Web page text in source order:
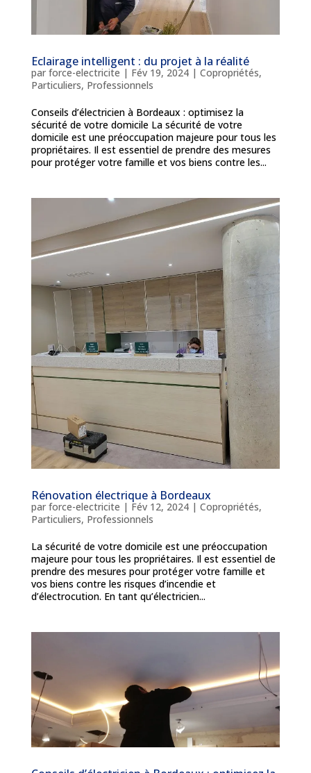
Eclairage intelligent : du projet à la réalité
par force-electricite | Fév 19, 2024| Copropriétés,
Particuliers, Professionnels
Conseils d’électricien à Bordeaux : optimisez la
sécurité de votre domicile La sécurité de votre
domicile est une préoccupation majeure pour tous les
propriétaires. Il est essentiel de prendre des mesures
pour protéger votre famille et vos biens contre les...
Rénovation électrique à Bordeaux
par force-electricite | Fév 12, 2024| Copropriétés,
Particuliers, Professionnels
La sécurité de votre domicile est une préoccupation
majeure pour tous les propriétaires. Il est essentiel de
prendre des mesures pour protéger votre famille et
vos biens contre les risques d’incendie et
d’électrocution. En tant qu’électricien...